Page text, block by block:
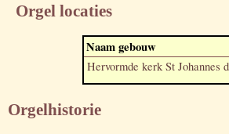
Orgel locaties
Naam gebouw
Hervormde kerk St Johannes
Orgelhistorie